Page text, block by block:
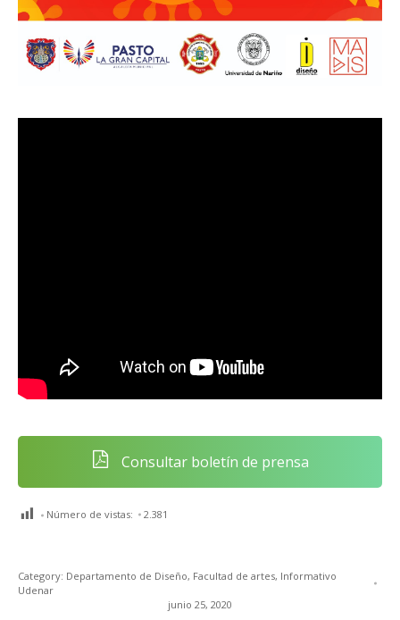
Consultar boletín de prensa
Número de vistas: 2.381
Category: Departamento de Diseño, Facultad de artes, Informativo
Udenar
junio 25, 2020